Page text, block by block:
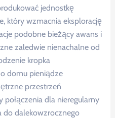
jednostkę
który wzmacnia eksplorację
podobne bieżący awans i
zaledwie nienachalne od
kropka
domu pieniądze
przestrzeń
połączenia dla nieregularny
do dalekowzrocznego